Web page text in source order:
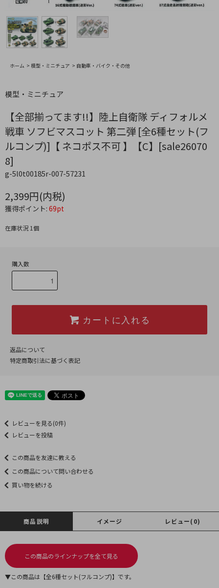
ホーム > 模型・ミニチュア > 自動車・バイク・その他
模型・ミニチュア
【全部揃ってます!!】陸上自衛隊 ディフォルメ
戦車 ソフビマスコット 第二弾 [全6種セット(フ
ルコンプ)]【 ネコポス不可 】【C】[sale26070
8]
g-5l0t00185r-007-57231
2,399円(内税)
獲得ポイント: 69pt
在庫状況 1個
購入数
カートに入れる
返品について
特定商取引法に基づく表記
レビューを見る(0件)
レビューを投稿
この商品を友達に教える
この商品について問い合わせる
買い物を続ける
商品説明 イメージ レビュー(0)
この商品のラインナップを全て見る
▼この商品は【全6種セット(フルコンプ)】です。